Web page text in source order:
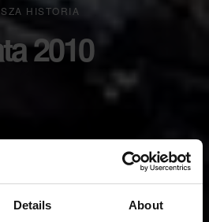
Details About
HISTORIA
2010